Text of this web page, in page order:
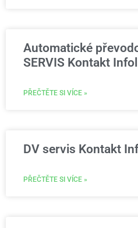
Automatické
SERVIS Kontakt
PŘEČTĚTE SI VÍCE »
DV servis Kontakt
PŘEČTĚTE SI VÍCE »